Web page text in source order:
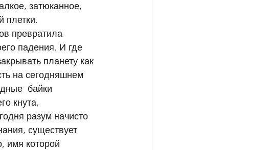
затюканное,
плетки.
превратила
падения. И где
планету как
на сегодняшнем
байки
кнута,
разум начисто
существует
имя которой